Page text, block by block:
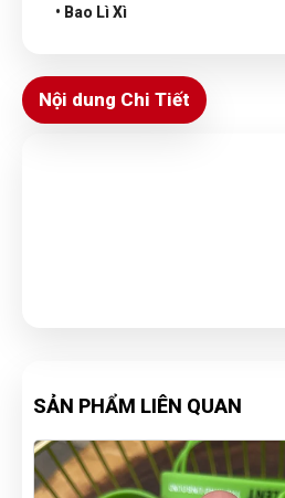
• Bao Lì Xì
Nội dung Chi Tiết
SẢN PHẨM LIÊN QUAN